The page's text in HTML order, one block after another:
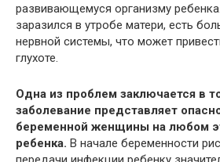
развивающемуся организму
заразился в утробе матери, есть
нервной системы, что может
глухоте.
Одна из проблем заключается в
заболевание представляет
беременной женщины на любом
ребенка. В начале беременности